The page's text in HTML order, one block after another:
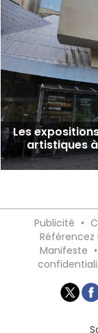
Les
artistiques
Publicité •
Manifeste •